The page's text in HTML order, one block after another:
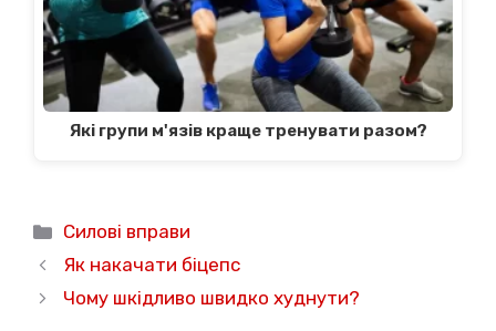
Які групи м'язів краще тренувати разом?
Категорії
Силові вправи
Як накачати біцепс
Чому шкідливо швидко худнути?